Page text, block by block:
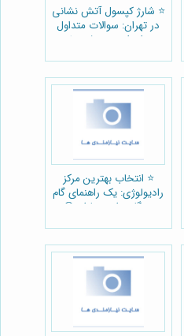
⭐️ شارژ کپسول آتش نشانی
در تهران: سوالات متداول
برای ایمنی بیشتر 🔥
⭐️ انتخاب بهترین مرکز
رادیولوژی: یک راهنمای گام
به گام برای بیماران ☢️